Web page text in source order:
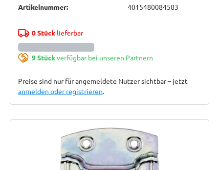
Artikelnummer: 4015480084583
0 Stücklieferbar
9 Stückverfügbar bei unseren Partnern
Preise sind nur für angemeldete Nutzer sichtbar – jetzt
anmelden oder registrieren.